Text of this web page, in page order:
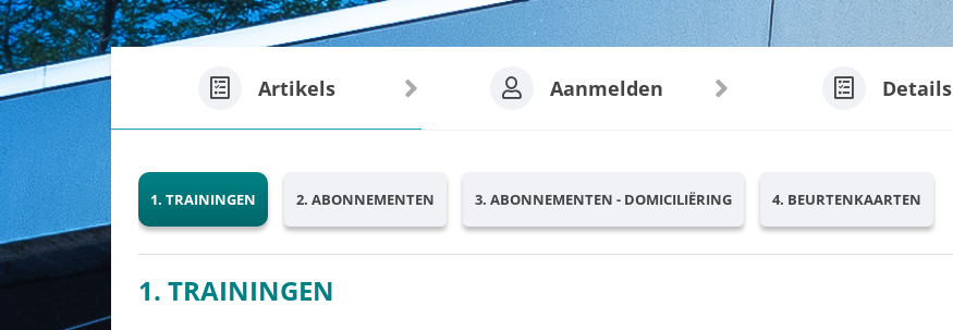
Artikels Aanmelden Details
1. TRAININGEN 2. ABONNEMENTEN 3. ABONNEMENTEN - DOMICILIËRING 4. BEURTENKAARTEN
1. TRAININGEN